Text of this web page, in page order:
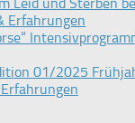
Erfahrungen
01/2025